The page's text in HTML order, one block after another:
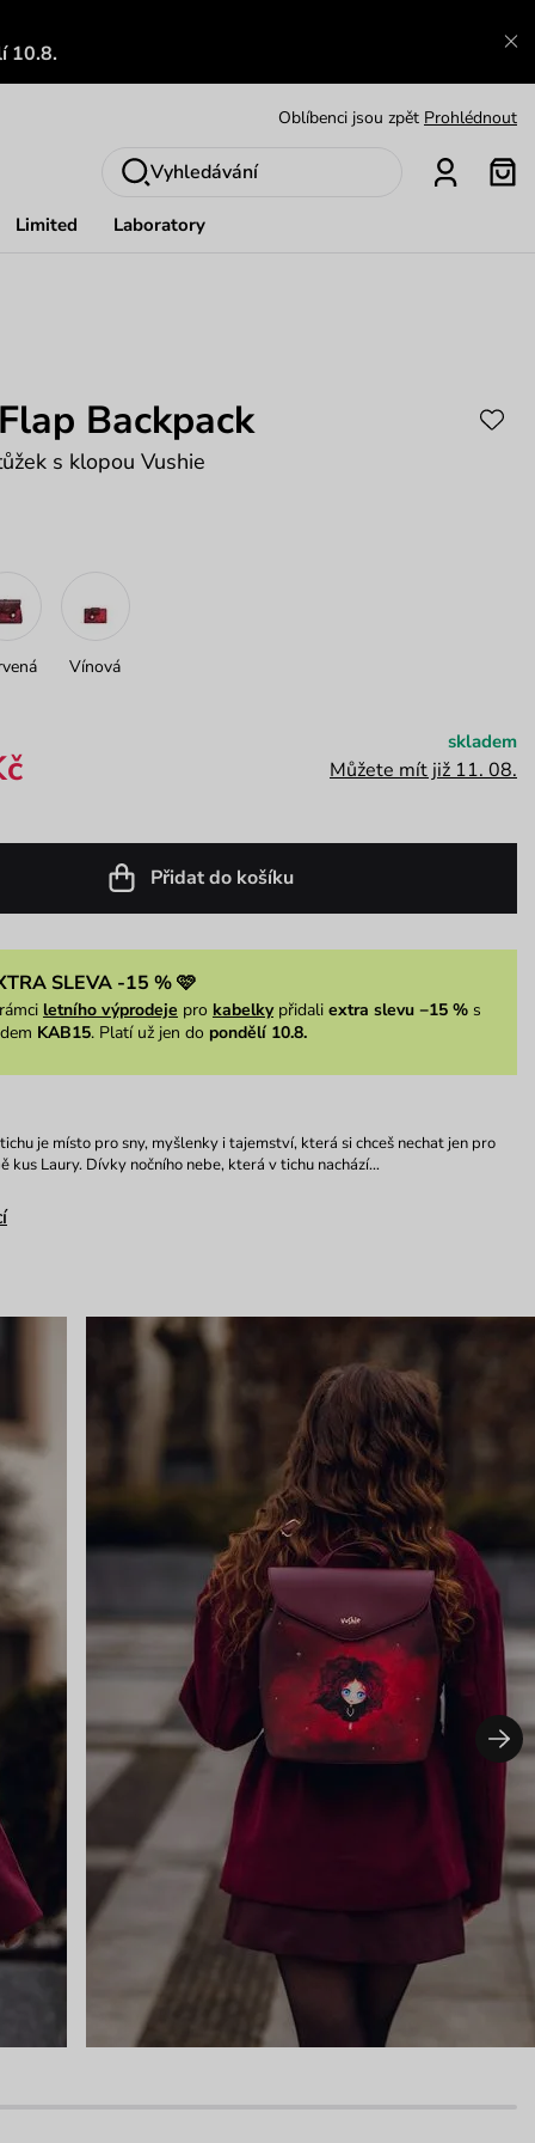
10.8.
Limited Laboratory
Nech se inspirovat Ukázat
Vyhledávání
Backpack
s klopou Vushie
Vínová
skladem
Můžete mít již 11. 08.
Přidat do košíku
SLEVA -15 % 🩷
letního výprodeje pro kabelkypřidali extra slevu −15 %s
KAB15. Platí už jen do pondělí 10.8.
je místo pro sny, myšlenky i tajemství, která si chceš nechat jen pro
kus Laury. Dívky nočního nebe, která v tichu nachází…